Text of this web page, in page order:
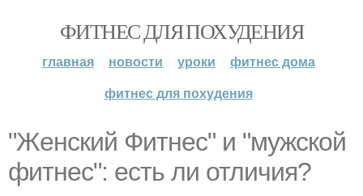
ФИТНЕС ДЛЯ ПОХУДЕНИЯ
главная новости уроки
фитнес дома
фитнес для похудения
"Женский Фитнес" и "мужской
фитнес": есть ли отличия?